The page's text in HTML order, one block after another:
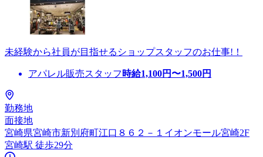
未経験から社員が目指せるショップスタッフのお仕事!！
アパレル販売スタッフ 時給1,100円〜1,500円
勤務地
面接地
宮崎県宮崎市新別府町江口８６２－１イオンモール宮崎2F
宮崎駅 徒歩29分